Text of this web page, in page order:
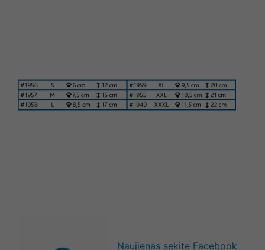
Naujienas sekite Facebook